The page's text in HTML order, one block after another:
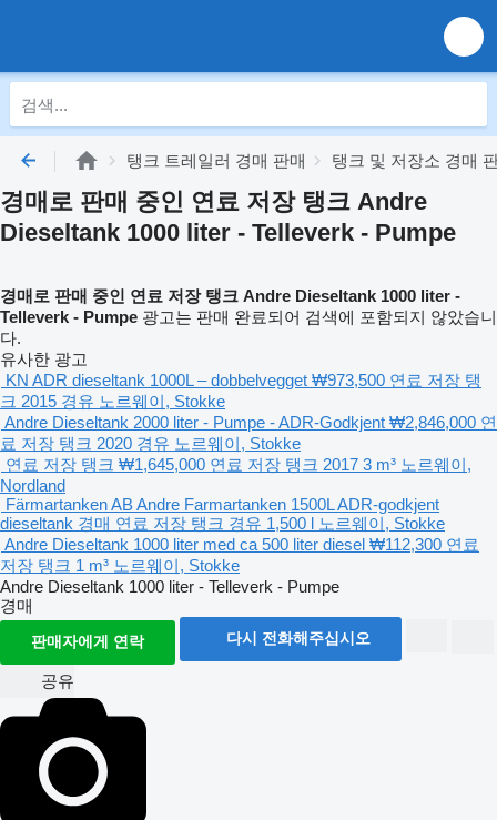
탱크 트레일러 경매 판매 탱크 및 저장소 경매
경매로 판매 중인 연료 저장 탱크 Andre
Dieseltank 1000 liter - Telleverk - Pumpe
경매로 판매 중인 연료 저장 탱크 Andre Dieseltank 1000 liter -
Telleverk - Pumpe 광고는 판매 완료되어 검색에 포함되지 않았습니
다.
유사한 광고
KN ADR dieseltank 1000L – dobbelvegget ₩973,500 연료 저장 탱
크 2015 경유 노르웨이, Stokke
Andre Dieseltank 2000 liter - Pumpe - ADR-Godkjent ₩2,846,000 연
료 저장 탱크 2020 경유 노르웨이, Stokke
연료 저장 탱크 ₩1,645,000 연료 저장 탱크 2017 3 m³ 노르웨이,
Nordland
Färmartanken AB Andre Farmartanken 1500L ADR-godkjent
dieseltank 경매 연료 저장 탱크 경유 1,500 l 노르웨이, Stokke
Andre Dieseltank 1000 liter med ca 500 liter diesel ₩112,300 연료
저장 탱크 1 m³ 노르웨이, Stokke
Andre Dieseltank 1000 liter - Telleverk - Pumpe
경매
판매자에게 연락 다시 전화해주십시오
공유